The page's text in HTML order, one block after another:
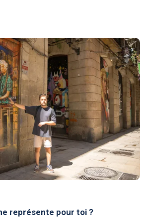
représente pour toi ?